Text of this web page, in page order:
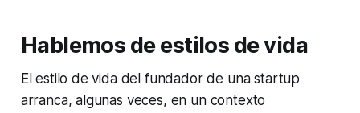
Hablemos de estilos de vida
El estilo de vida del fundador de una startup
arranca, algunas veces, en un contexto